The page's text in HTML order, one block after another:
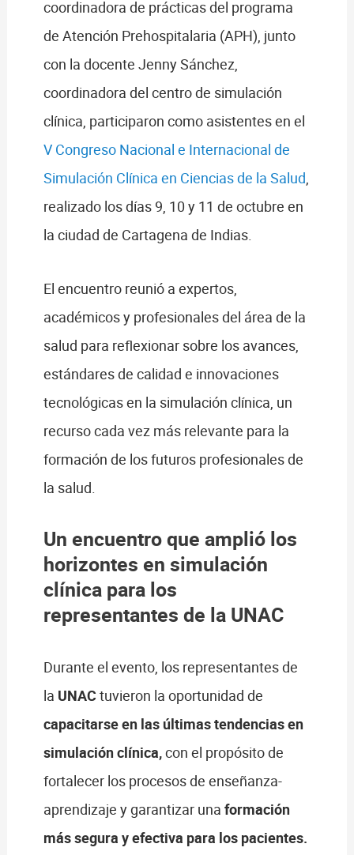
coordinadora de prácticas del programa
de Atención Prehospitalaria (APH), junto
con la docente Jenny Sánchez,
coordinadora del centro de simulación
clínica, participaron como asistentes en el
V Congreso Nacional e Internacional de
Simulación Clínica en Ciencias de la Salud,
realizado los días 9, 10 y 11 de octubre en
la ciudad de Cartagena de Indias.
El encuentro reunió a expertos,
académicos y profesionales del área de la
salud para reflexionar sobre los avances,
estándares de calidad e innovaciones
tecnológicas en la simulación clínica, un
recurso cada vez más relevante para la
formación de los futuros profesionales de
la salud.
Un encuentro que amplió los
horizontes en simulación
clínica para los
representantes de la UNAC
Durante el evento, los representantes de
la UNAC tuvieron la oportunidad de
capacitarse en las últimas tendencias en
simulación clínica,con el propósito de
fortalecer los procesos de enseñanza-
aprendizaje y garantizar una formación
más segura y efectiva para los pacientes.